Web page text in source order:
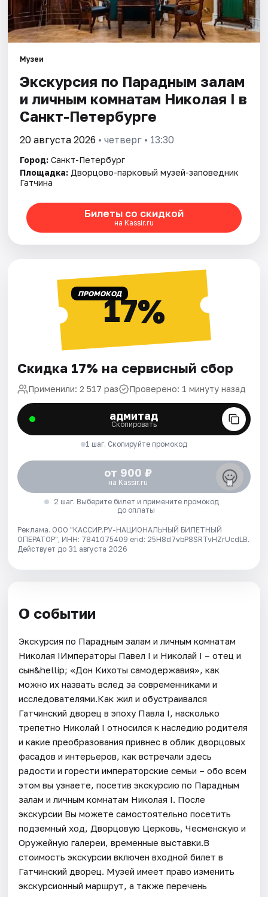
Музеи
Экскурсия по Парадным залам
и личным комнатам Николая I в
Санкт-Петербурге
20 августа 2026 • четверг • 13:30
Город: Санкт-Петербург
Площадка: Дворцово-парковый музей-заповедник
Гатчина
Билеты со скидкой
на Kassir.ru
ПРОМОКОД17%
Скидка 17% на сервисный сбор
Применили: 2 517 раз Проверено: 1 минуту назад
адмитад
Скопировать
1 шаг. Скопируйте промокод
от 900 ₽
на Kassir.ru
2 шаг. Выберите билет и примените промокод
до оплаты
Реклама. ООО "КАССИР.РУ-НАЦИОНАЛЬНЫЙ БИЛЕТНЫЙ
ОПЕРАТОР", ИНН: 7841075409 erid: 25H8d7vbP8SRTvHZrUcdLB.
Действует до 31 августа 2026
О событии
Экскурсия по Парадным залам и личным комнатам
Николая IИмператоры Павел I и Николай I – отец и
сын&hellip; «Дон Кихоты самодержавия», как
можно их назвать вслед за современниками и
исследователями.Как жил и обустраивался
Гатчинский дворец в эпоху Павла I, насколько
трепетно Николай I относился к наследию родителя
и какие преобразования привнес в облик дворцовых
фасадов и интерьеров, как встречали здесь
радости и горести императорские семьи – обо всем
этом вы узнаете, посетив экскурсию по Парадным
залам и личным комнатам Николая I. После
экскурсии Вы можете самостоятельно посетить
подземный ход, Дворцовую Церковь, Чесменскую и
Оружейную галереи, временные выставки.В
стоимость экскурсии включен входной билет в
Гатчинский дворец. Музей имеет право изменить
экскурсионный маршрут, а также перечень